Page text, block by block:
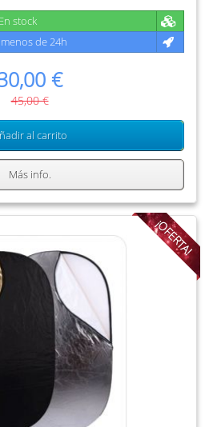
En stock
de 24h
€
45,00 €
al carrito
Más info.
¡OFERTA!